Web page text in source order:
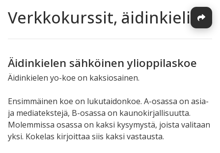
Verkkokurssit, äidinkieli
Äidinkielen sähköinen ylioppilaskoe
Äidinkielen yo-koe on kaksiosainen.
Ensimmäinen koe on lukutaidonkoe. A-osassa on asia-
ja mediatekstejä, B-osassa on kaunokirjallisuutta.
Molemmissa osassa on kaksi kysymystä, joista valitaan
yksi. Kokelas kirjoittaa siis kaksi vastausta.